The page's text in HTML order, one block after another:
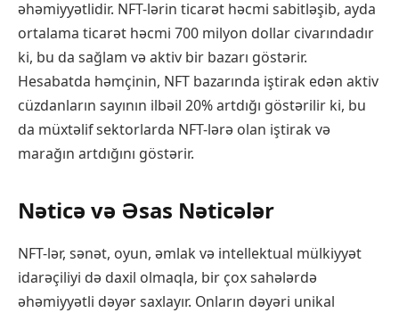
əhəmiyyətlidir. NFT-lərin ticarət həcmi sabitləşib, ayda
ortalama ticarət həcmi 700 milyon dollar civarındadır
ki, bu da sağlam və aktiv bir bazarı göstərir.
Hesabatda həmçinin, NFT bazarında iştirak edən aktiv
cüzdanların sayının ilbəil 20% artdığı göstərilir ki, bu
da müxtəlif sektorlarda NFT-lərə olan iştirak və
marağın artdığını göstərir.
Nəticə və Əsas Nəticələr
NFT-lər, sənət, oyun, əmlak və intellektual mülkiyyət
idarəçiliyi də daxil olmaqla, bir çox sahələrdə
əhəmiyyətli dəyər saxlayır. Onların dəyəri unikal